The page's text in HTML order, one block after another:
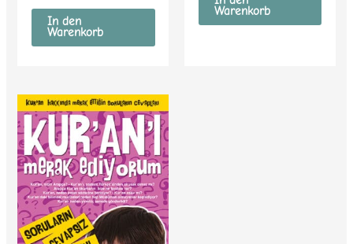
4.40
von 5
In den
Warenkorb
Warenkorb